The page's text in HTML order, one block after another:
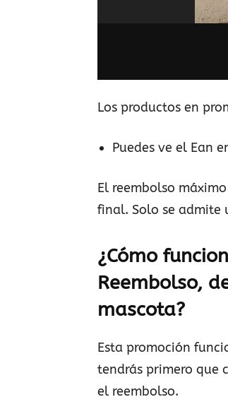
Los productos en
Puedes ve el Ean
El reembolso
final. Solo se admite
¿Cómo
Reembolso,
mascota?
Esta promoción
tendrás primero que
el reembolso.